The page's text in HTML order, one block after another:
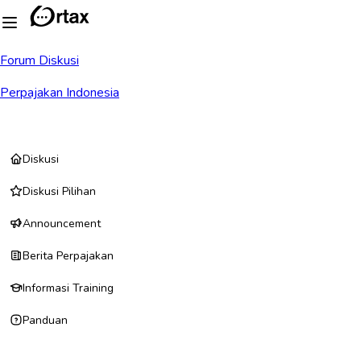
Forum Diskusi
Perpajakan Indonesia
Diskusi
Diskusi Pilihan
Announcement
Berita Perpajakan
Informasi Training
Panduan